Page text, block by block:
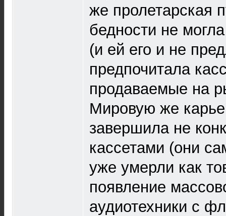
же пролетарская
бедности не
(и ей его и не
предпочитала
продаваемые на
Мировую же
завершила не
кассетами (они
уже умерли как
появление
аудиотехники с